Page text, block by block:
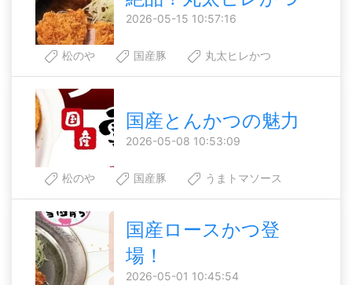
2026-05-15 10:57:16
松のや 国産豚 丸太ヒレかつ
国産とんかつの魅力
2026-05-08 10:53:09
松のや 国産豚 うまトマソース
国産ロースかつ登
場！
2026-05-01 10:45:54